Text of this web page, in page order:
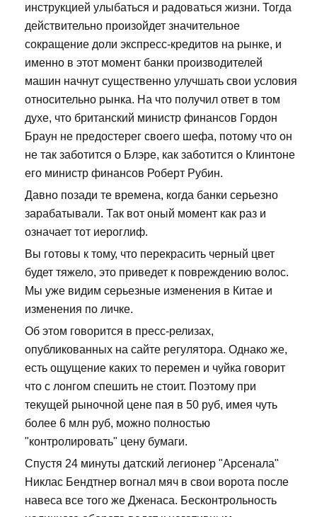
инструкцией улыбаться и радоваться жизни. Тогда
действительно произойдет значительное
сокращение доли экспресс-кредитов на рынке, и
именно в этот момент банки производителей
машин начнут существенно улучшать свои условия
относительно рынка. На что получил ответ в том
духе, что британский министр финансов Гордон
Браун не предостерег своего шефа, потому что он
не так заботится о Блэре, как заботится о Клинтоне
его министр финансов Роберт Рубин.
Давно позади те времена, когда банки серьезно
зарабатывали. Так вот оный момент как раз и
означает тот иероглиф.
Вы готовы к тому, что перекрасить черный цвет
будет тяжело, это приведет к повреждению волос.
Мы уже видим серьезные изменения в Китае и
изменения по личке.
Об этом говорится в пресс-релизах,
опубликованных на сайте регулятора. Однако же,
есть ощущение каких то перемен и чуйка говорит
что с лонгом спешить не стоит. Поэтому при
текущей рыночной цене пая в 50 руб, имея чуть
более 6 млн руб, можно полностью
"контролировать" цену бумаги.
Спустя 24 минуты датский легионер "Арсенала"
Никлас Бендтнер вогнал мяч в свои ворота после
навеса все того же Дженаса. Бесконтрольность